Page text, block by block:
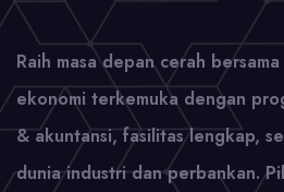
Raih masa depan cerah bersama
ekonomi terkemuka dengan
& akuntansi, fasilitas lengkap,
dunia industri dan perbankan.